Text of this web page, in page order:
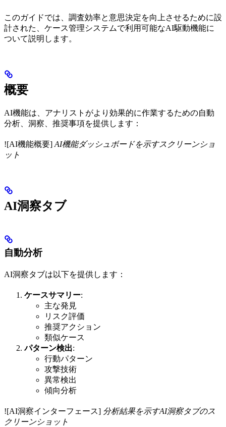
このガイドでは、調査効率と意思決定を向上させるために設
計された、ケース管理システムで利用可能なAI駆動機能に
ついて説明します。
概要
AI機能は、アナリストがより効果的に作業するための自動
分析、洞察、推奨事項を提供します：
![AI機能概要] AI機能ダッシュボードを示すスクリーンショ
ット
AI洞察タブ
自動分析
AI洞察タブは以下を提供します：
ケースサマリー:
主な発見
リスク評価
推奨アクション
類似ケース
パターン検出:
行動パターン
攻撃技術
異常検出
傾向分析
![AI洞察インターフェース] 分析結果を示すAI洞察タブのス
クリーンショット